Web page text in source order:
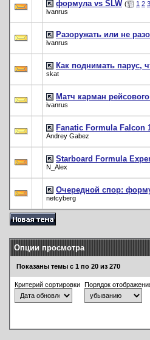
формула vs SLW ( 1 2 3
ivanrus
Разоружать или не
ivanrus
Как поднимать парус,
skat
Матч карман
ivanrus
Fanatic Formula Falcon
Andrey Gabez
Starboard Formula
N_Alex
Очередной спор:
netcyberg
Опции просмотра
Показаны темы с 1 по 20 из 270
Критерий сортировки Порядок